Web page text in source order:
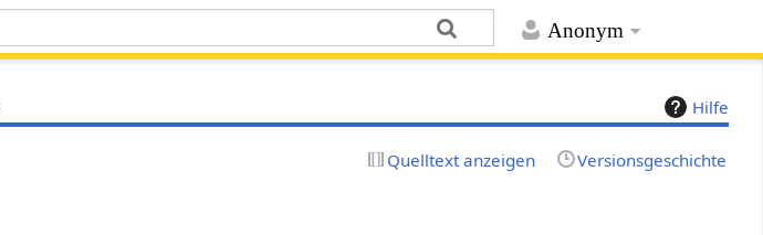
Anonym
Hilfe
Quelltext anzeigen Versionsgeschichte